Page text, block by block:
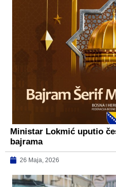
Ministar Lokmić uputio
bajrama
26 Maja, 2026